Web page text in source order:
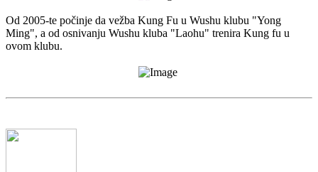
Od 2005-te počinje da vežba Kung Fu u Wushu klubu "Yong
Ming", a od osnivanju Wushu kluba "Laohu" trenira Kung fu u
ovom klubu.